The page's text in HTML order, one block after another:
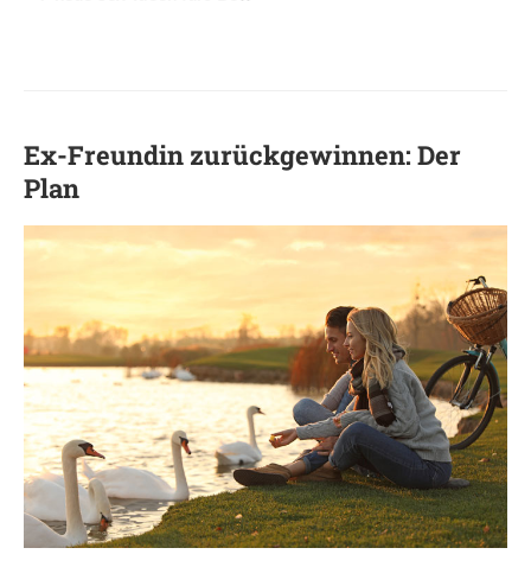
Ex-Freundin zurückgewinnen: Der
Plan